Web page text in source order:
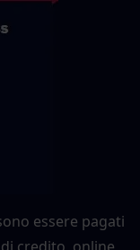
essere pagati